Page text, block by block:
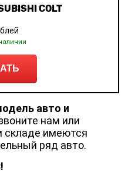
COLT
авто и
нам или
складе имеются
ряд авто.